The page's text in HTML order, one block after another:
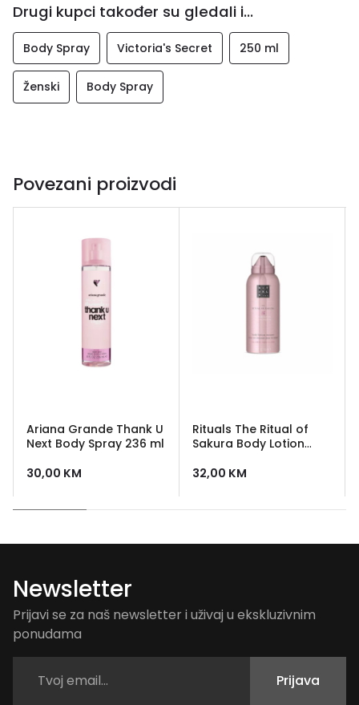
Drugi kupci također su gledali i...
Body Spray Victoria's Secret 250 ml
Ženski Body Spray
Povezani proizvodi
Ariana Grande Thank U
Next Body Spray 236 ml
30,00 KM
Rituals The Ritual of
Sakura Body Lotion
32,00 KM
Newsletter
Prijavi se za naš newsletter i uživaj u ekskluzivnim
ponudama
Prijava